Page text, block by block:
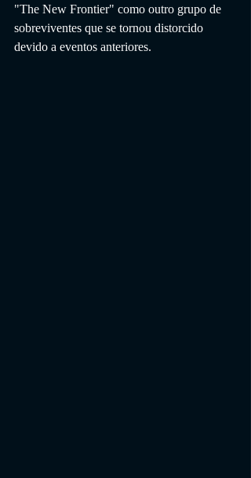
"The New Frontier" como outro grupo de
sobreviventes que se tornou distorcido
devido a eventos anteriores.